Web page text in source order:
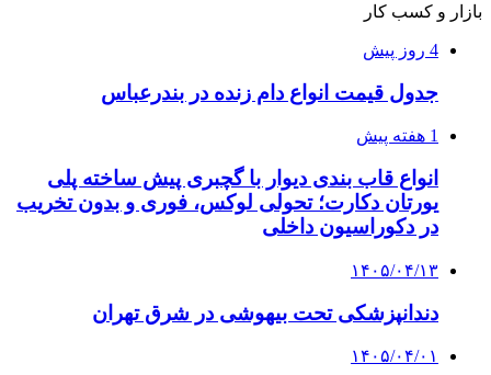
بازار و کسب کار
4 روز پیش
جدول قیمت انواع دام زنده در بندرعباس
1 هفته پیش
انواع قاب بندی دیوار با گچبری پیش ساخته پلی
یورتان دکارت؛ تحولی لوکس، فوری و بدون تخریب
در دکوراسیون داخلی
۱۴۰۵/۰۴/۱۳
دندانپزشکی تحت بیهوشی در شرق تهران
۱۴۰۵/۰۴/۰۱